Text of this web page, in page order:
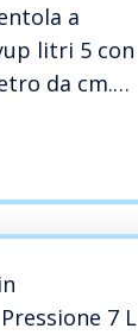
a
litri 5 con
da cm.
7 L